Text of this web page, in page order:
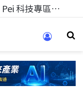
科技人的經驗傳承地！在 Pei Pei 科技專區，與學弟妹交流最硬核的技術